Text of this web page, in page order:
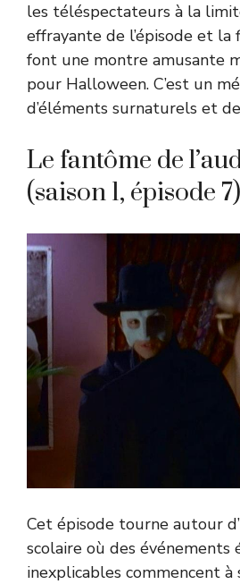
les téléspectateurs à la
effrayante de l’épisode et la
font une montre amusante
pour Halloween. C’est un
d’éléments surnaturels et
Le fantôme de
(saison 1, épisode 7)
Cet épisode tourne autour
scolaire où des événements
inexplicables commencent à